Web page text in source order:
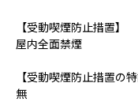
【受動喫煙防止措置】
屋内全面禁煙
【受動喫煙防止措置の特
無